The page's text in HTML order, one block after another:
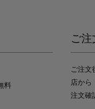
料
ご
ご注文
店から
注文確